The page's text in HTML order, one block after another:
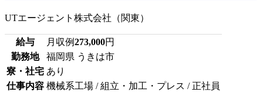
UTエージェント株式会社（関東）
給与 月収例273,000円
勤務地
福岡県 うきは市
寮・社宅 あり
仕事内容 機械系工場 / 組立・加工・プレス / 正社員